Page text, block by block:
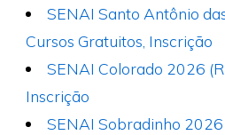
SENAI Santo Antônio
Cursos Gratuitos, Inscrição
SENAI Colorado 2026
Inscrição
SENAI Sobradinho 2026